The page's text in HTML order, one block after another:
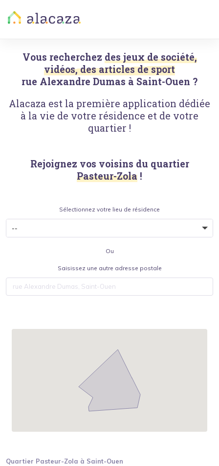
Vous recherchez des jeux de société,
vidéos, des articles de sport
rue Alexandre Dumas à Saint-Ouen ?
Alacaza est la première application dédiée
à la vie de votre résidence et de votre
quartier !
Rejoignez vos voisins du quartier
Pasteur-Zola !
Sélectionnez votre lieu de résidence
Ou
Saisissez une autre adresse postale
Quartier Pasteur-Zola à Saint-Ouen